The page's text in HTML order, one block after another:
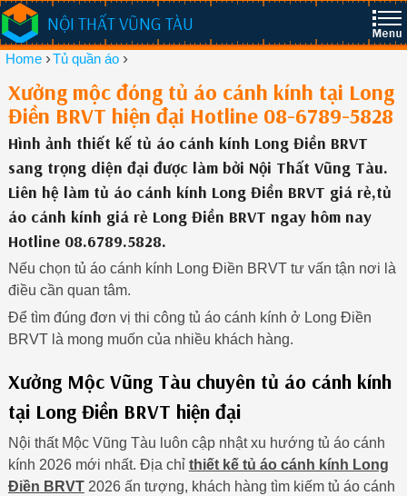
NỘI THẤT VŨNG TÀU
Home ›Tủ quần áo ›
Xưởng mộc đóng tủ áo cánh kính tại Long
Điền BRVT hiện đại Hotline 08-6789-5828
Hình ảnh thiết kế tủ áo cánh kính Long Điền BRVT
sang trọng diện đại được làm bởi Nội Thất Vũng Tàu.
Liên hệ làm tủ áo cánh kính Long Điền BRVT giá rẻ,tủ
áo cánh kính giá rẻ Long Điền BRVT ngay hôm nay
Hotline 08.6789.5828.
Nếu chọn tủ áo cánh kính Long Điền BRVT tư vấn tận nơi là
điều cần quan tâm.
Để tìm đúng đơn vị thi công tủ áo cánh kính ở Long Điền
BRVT là mong muốn của nhiều khách hàng.
Xưởng Mộc Vũng Tàu chuyên tủ áo cánh kính
tại Long Điền BRVT hiện đại
Nội thất Mộc Vũng Tàu luôn cập nhật xu hướng tủ áo cánh
kính 2026 mới nhất. Địa chỉ thiết kế tủ áo cánh kính Long
Điền BRVT2026 ấn tượng, khách hàng tìm kiếm tủ áo cánh